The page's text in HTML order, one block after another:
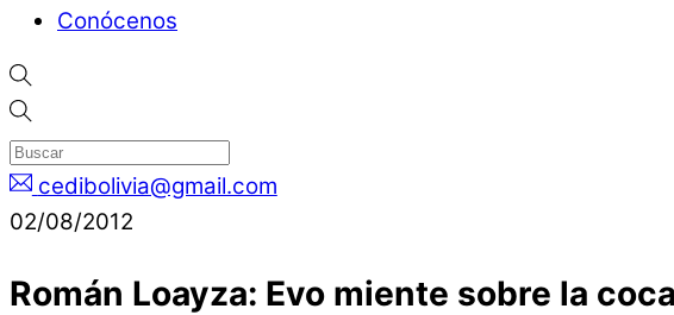
Conócenos
cedibolivia@gmail.com
02/08/2012
Román Loayza: Evo miente sobre la